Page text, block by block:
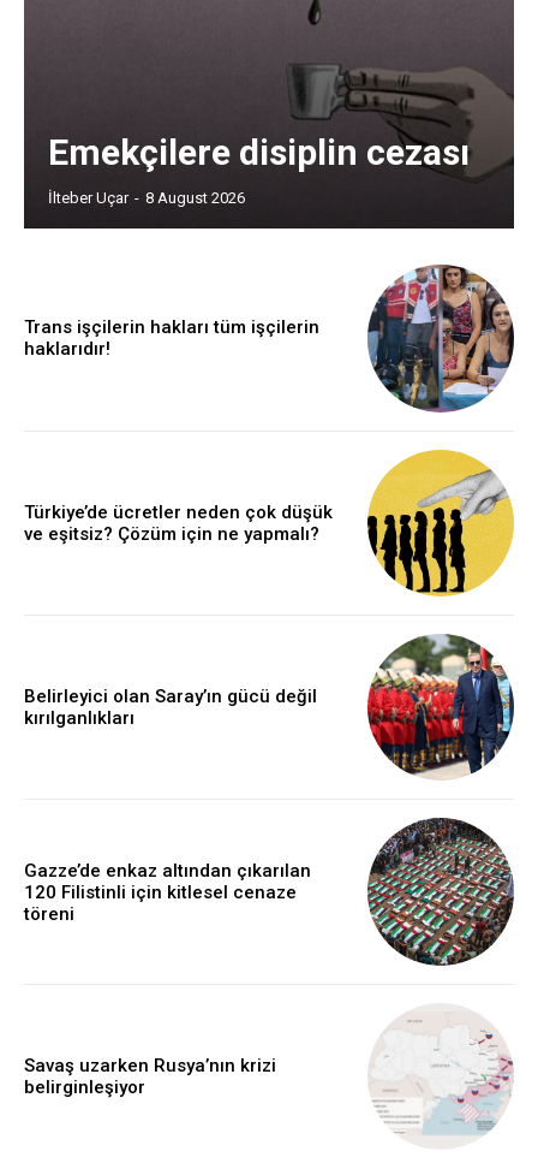
Emekçilere disiplin cezası
İlteber Uçar - 8 August 2026
Trans işçilerin hakları tüm işçilerin
haklarıdır!
Türkiye’de ücretler neden çok düşük
ve eşitsiz? Çözüm için ne yapmalı?
Belirleyici olan Saray’ın gücü değil
kırılganlıkları
Gazze’de enkaz altından çıkarılan
120 Filistinli için kitlesel cenaze
töreni
Savaş uzarken Rusya’nın krizi
belirginleşiyor